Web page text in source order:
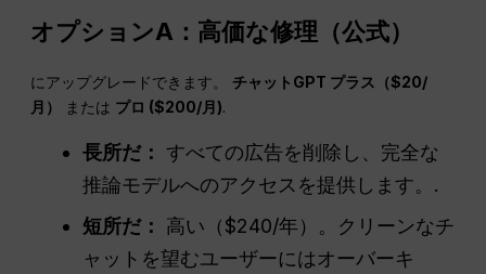
オプションA：高価な修理（公式）
にアップグレードできます。 チャットGPT プラス（$20/
月）
または プロ ($200/月).
長所だ： すべての広告を削除し、完全な
推論モデルへのアクセスを提供します。.
短所だ：
高い（$240/年）。クリーンなチ
ャットを望むユーザーにはオーバーキ